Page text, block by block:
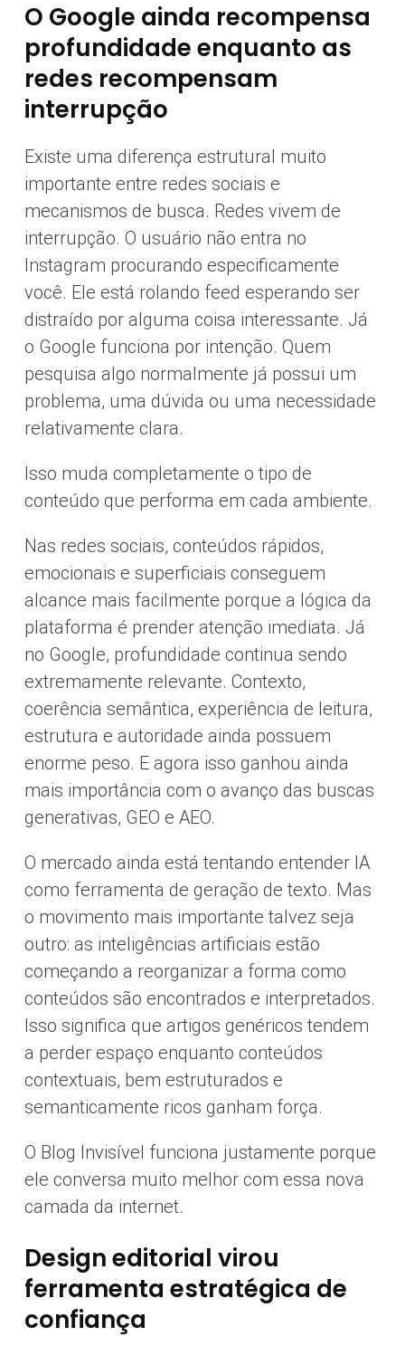
O Google ainda recompensa
profundidade enquanto as
redes recompensam
interrupção
Existe uma diferença estrutural muito
importante entre redes sociais e
mecanismos de busca. Redes vivem de
interrupção. O usuário não entra no
Instagram procurando especificamente
você. Ele está rolando feed esperando ser
distraído por alguma coisa interessante. Já
o Google funciona por intenção. Quem
pesquisa algo normalmente já possui um
problema, uma dúvida ou uma necessidade
relativamente clara.
Isso muda completamente o tipo de
conteúdo que performa em cada ambiente.
Nas redes sociais, conteúdos rápidos,
emocionais e superficiais conseguem
alcance mais facilmente porque a lógica da
plataforma é prender atenção imediata. Já
no Google, profundidade continua sendo
extremamente relevante. Contexto,
coerência semântica, experiência de leitura,
estrutura e autoridade ainda possuem
enorme peso. E agora isso ganhou ainda
mais importância com o avanço das buscas
generativas, GEO e AEO.
O mercado ainda está tentando entender IA
como ferramenta de geração de texto. Mas
o movimento mais importante talvez seja
outro: as inteligências artificiais estão
começando a reorganizar a forma como
conteúdos são encontrados e interpretados.
Isso significa que artigos genéricos tendem
a perder espaço enquanto conteúdos
contextuais, bem estruturados e
semanticamente ricos ganham força.
O Blog Invisível funciona justamente porque
ele conversa muito melhor com essa nova
camada da internet.
Design editorial virou
ferramenta estratégica de
confiança